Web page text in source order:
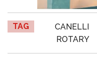
TAG CANELLI
ROTARY